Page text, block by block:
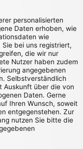
personalisierten
Daten erhoben, wie
wie
bei uns registriert,
die wir nur
Nutzer haben zudem
angegebenen
Selbstverständlich
Auskunft über die von
Daten. Gerne
Ihren Wunsch, soweit
entgegenstehen. Zur
nutzen Sie bitte die